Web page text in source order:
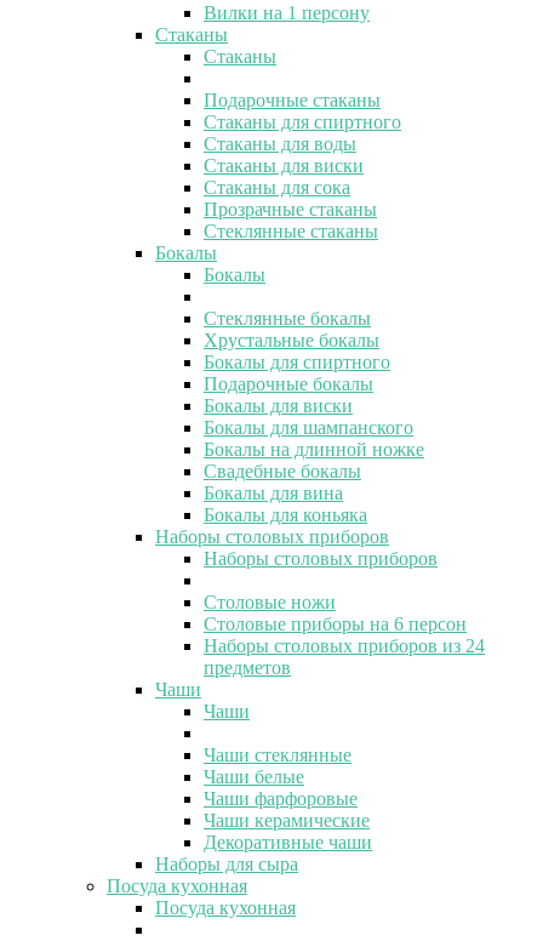
Вилки на 1 персону
Стаканы
Стаканы
Подарочные стаканы
Стаканы для спиртного
Стаканы для воды
Стаканы для виски
Стаканы для сока
Прозрачные стаканы
Стеклянные стаканы
Бокалы
Бокалы
Стеклянные бокалы
Хрустальные бокалы
Бокалы для спиртного
Подарочные бокалы
Бокалы для виски
Бокалы для шампанского
Бокалы на длинной ножке
Свадебные бокалы
Бокалы для вина
Бокалы для коньяка
Наборы столовых приборов
Наборы столовых приборов
Столовые ножи
Столовые приборы на 6 персон
Наборы столовых приборов из 24
предметов
Чаши
Чаши
Чаши стеклянные
Чаши белые
Чаши фарфоровые
Чаши керамические
Декоративные чаши
Наборы для сыра
Посуда кухонная
Посуда кухонная